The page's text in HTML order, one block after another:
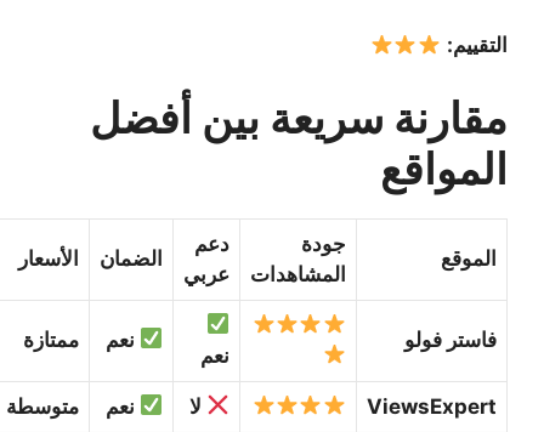
التقييم:
مقارنة سريعة بين أفضل
المواقع
الموقع
جودة
المشاهدات
دعم
عربي
الضمان الأسعار
فاستر فولو
نعم
نعم ممتازة
ViewsExpert لا نعم متوسطة